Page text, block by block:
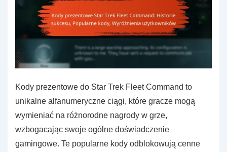
Kody prezentowe do Star Trek Fleet Command to
unikalne alfanumeryczne ciągi, które gracze mogą
wymieniać na różnorodne nagrody w grze,
wzbogacając swoje ogólne doświadczenie
gamingowe. Te popularne kody odblokowują cenne